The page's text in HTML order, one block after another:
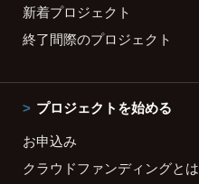
新着プロジェクト
終了間際のプロジェクト
プロジェクトを始める
お申込み
クラウドファンディングとは